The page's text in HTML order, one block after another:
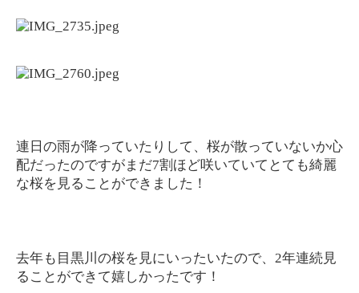
連日の雨が降っていたりして、桜が散っていないか心
配だったのですがまだ7割ほど咲いていてとても綺麗
な桜を見ることができました！
去年も目黒川の桜を見にいったいたので、2年連続見
ることができて嬉しかったです！